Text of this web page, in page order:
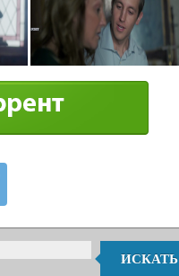
ИСКАТЬ